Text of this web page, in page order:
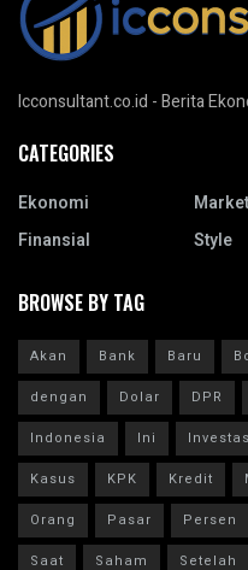
Icconsultant.co.id - Berita
CATEGORIES
Ekonomi
Finansial
Market
Style
BROWSE BY TAG
Akan Bank Baru
dengan
Dolar DPR
Indonesia
Ini
Kasus
KPK Kredit
Orang
Pasar Persen
Saat
Saham Setelah